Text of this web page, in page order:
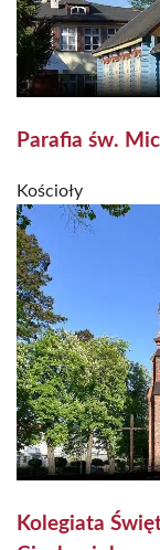
Parafia św.
Kościoły
Kolegiata